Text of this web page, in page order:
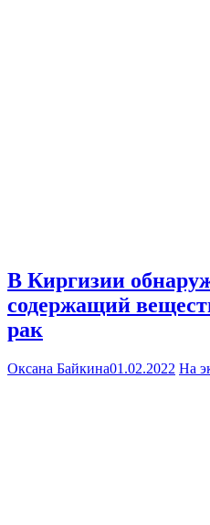
В Киргизии
содержащий
рак
Оксана Байкина01.02.2022 На